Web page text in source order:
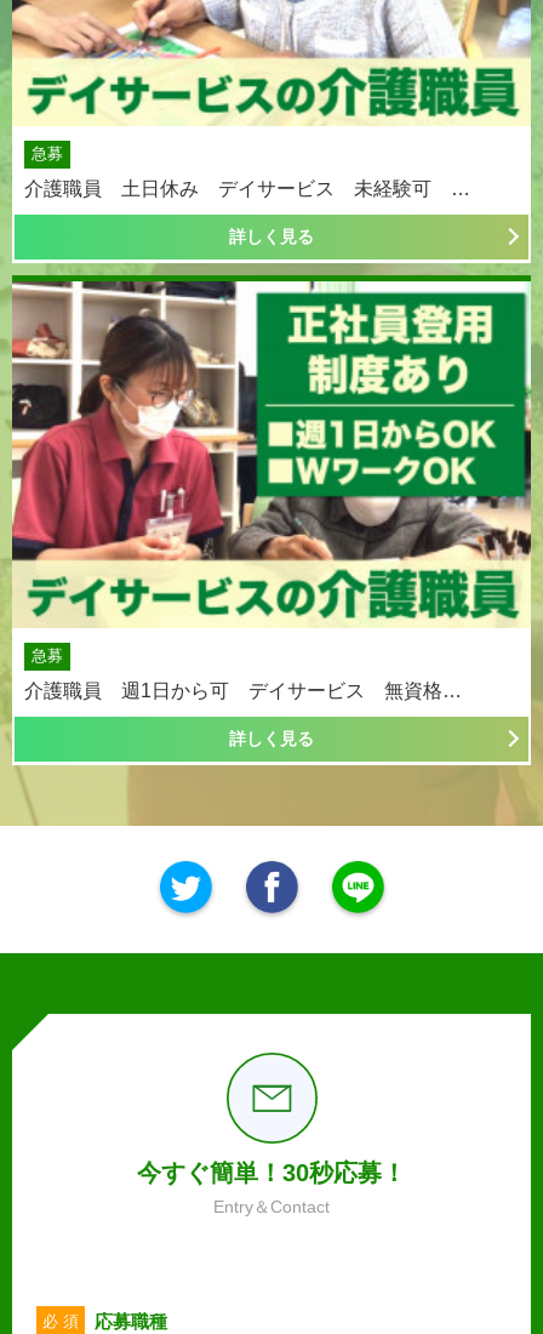
急募
介護職員 土日休み デイサービス 未経験可 …
詳しく見る
急募
介護職員 週1日から可 デイサービス 無資格…
詳しく見る
今すぐ簡単！30秒応募！
Entry＆Contact
必 須 応募職種